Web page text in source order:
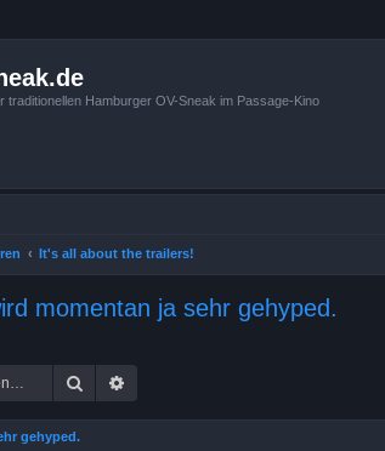
traditionellen Hamburger OV-Sneak im Passage-Kino
It's all about the trailers!
momentan ja sehr gehyped.
Suche
gehyped.